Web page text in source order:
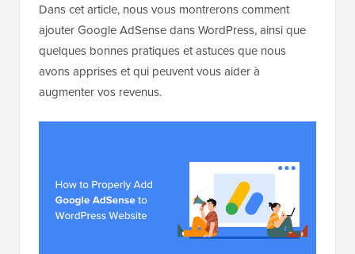
Dans cet article, nous vous montrerons comment
ajouter Google AdSense dans WordPress, ainsi que
quelques bonnes pratiques et astuces que nous
avons apprises et qui peuvent vous aider à
augmenter vos revenus.